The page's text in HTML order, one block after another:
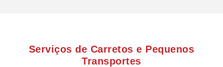
Serviços de Carretos e Pequenos
Transportes